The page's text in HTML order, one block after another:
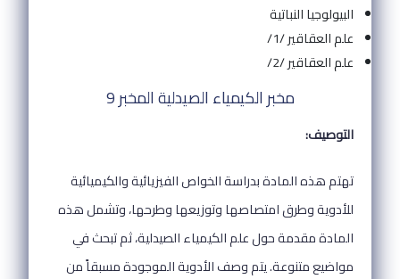
البيولوجيا النباتية
علم العقاقير /1/
علم العقاقير /2/
مخبر الكيمياء الصيدلية المخبر 9
التوصيف:
تهتم هذه المادة بدراسة الخواص الفيزيائية والكيميائية
للأدوية وطرق امتصاصها وتوزيعها وطرحها، وتشمل هذه
المادة مقدمة حول علم الكيمياء الصيدلية، ثم تبحث في
مواضيع متنوعة. يتم وصف الأدوية الموجودة مسبقاً من